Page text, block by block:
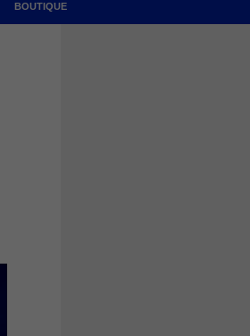
BOUTIQUE